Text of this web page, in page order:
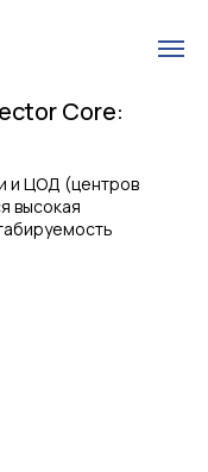
Core:
и ЦОД (центров
высокая